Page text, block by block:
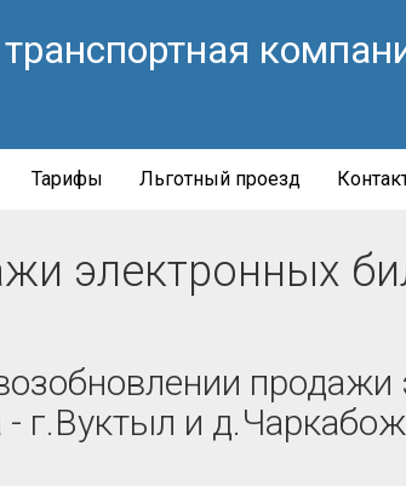
Тарифы Льготный проезд
электронных
продажи
- г.Вуктыл и